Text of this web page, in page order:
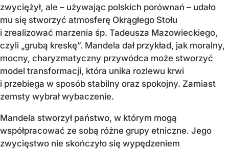
zwyciężył, ale – używając polskich porównań – udało
mu się stworzyć atmosferę Okrągłego Stołu
i zrealizować marzenia śp. Tadeusza Mazowieckiego,
czyli „grubą kreskę”. Mandela dał przykład, jak moralny,
mocny, charyzmatyczny przywódca może stworzyć
model transformacji, która unika rozlewu krwi
i przebiega w sposób stabilny oraz spokojny. Zamiast
zemsty wybrał wybaczenie.
Mandela stworzył państwo, w którym mogą
współpracować ze sobą różne grupy etniczne. Jego
zwycięstwo nie skończyło się wypędzeniem